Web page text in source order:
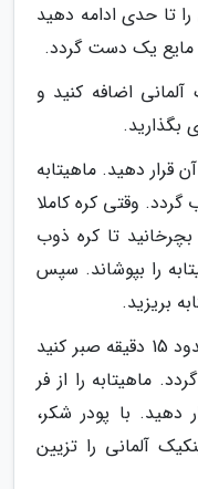
تا حدی ادامه دهید
مایع یک دست گردد.
اضافه کنید و
بگذارید.
قرار دهید. ماهیتابه
گردد. وقتی کره کاملا
تا کره ذوب
را بپوشاند. سپس
بریزید.
ماهیتابه را در فر قرار دهید و حدود 15 دقیقه صبر کنید
ماهیتابه را از فر
با پودر شکر،
آلمانی را تزیین